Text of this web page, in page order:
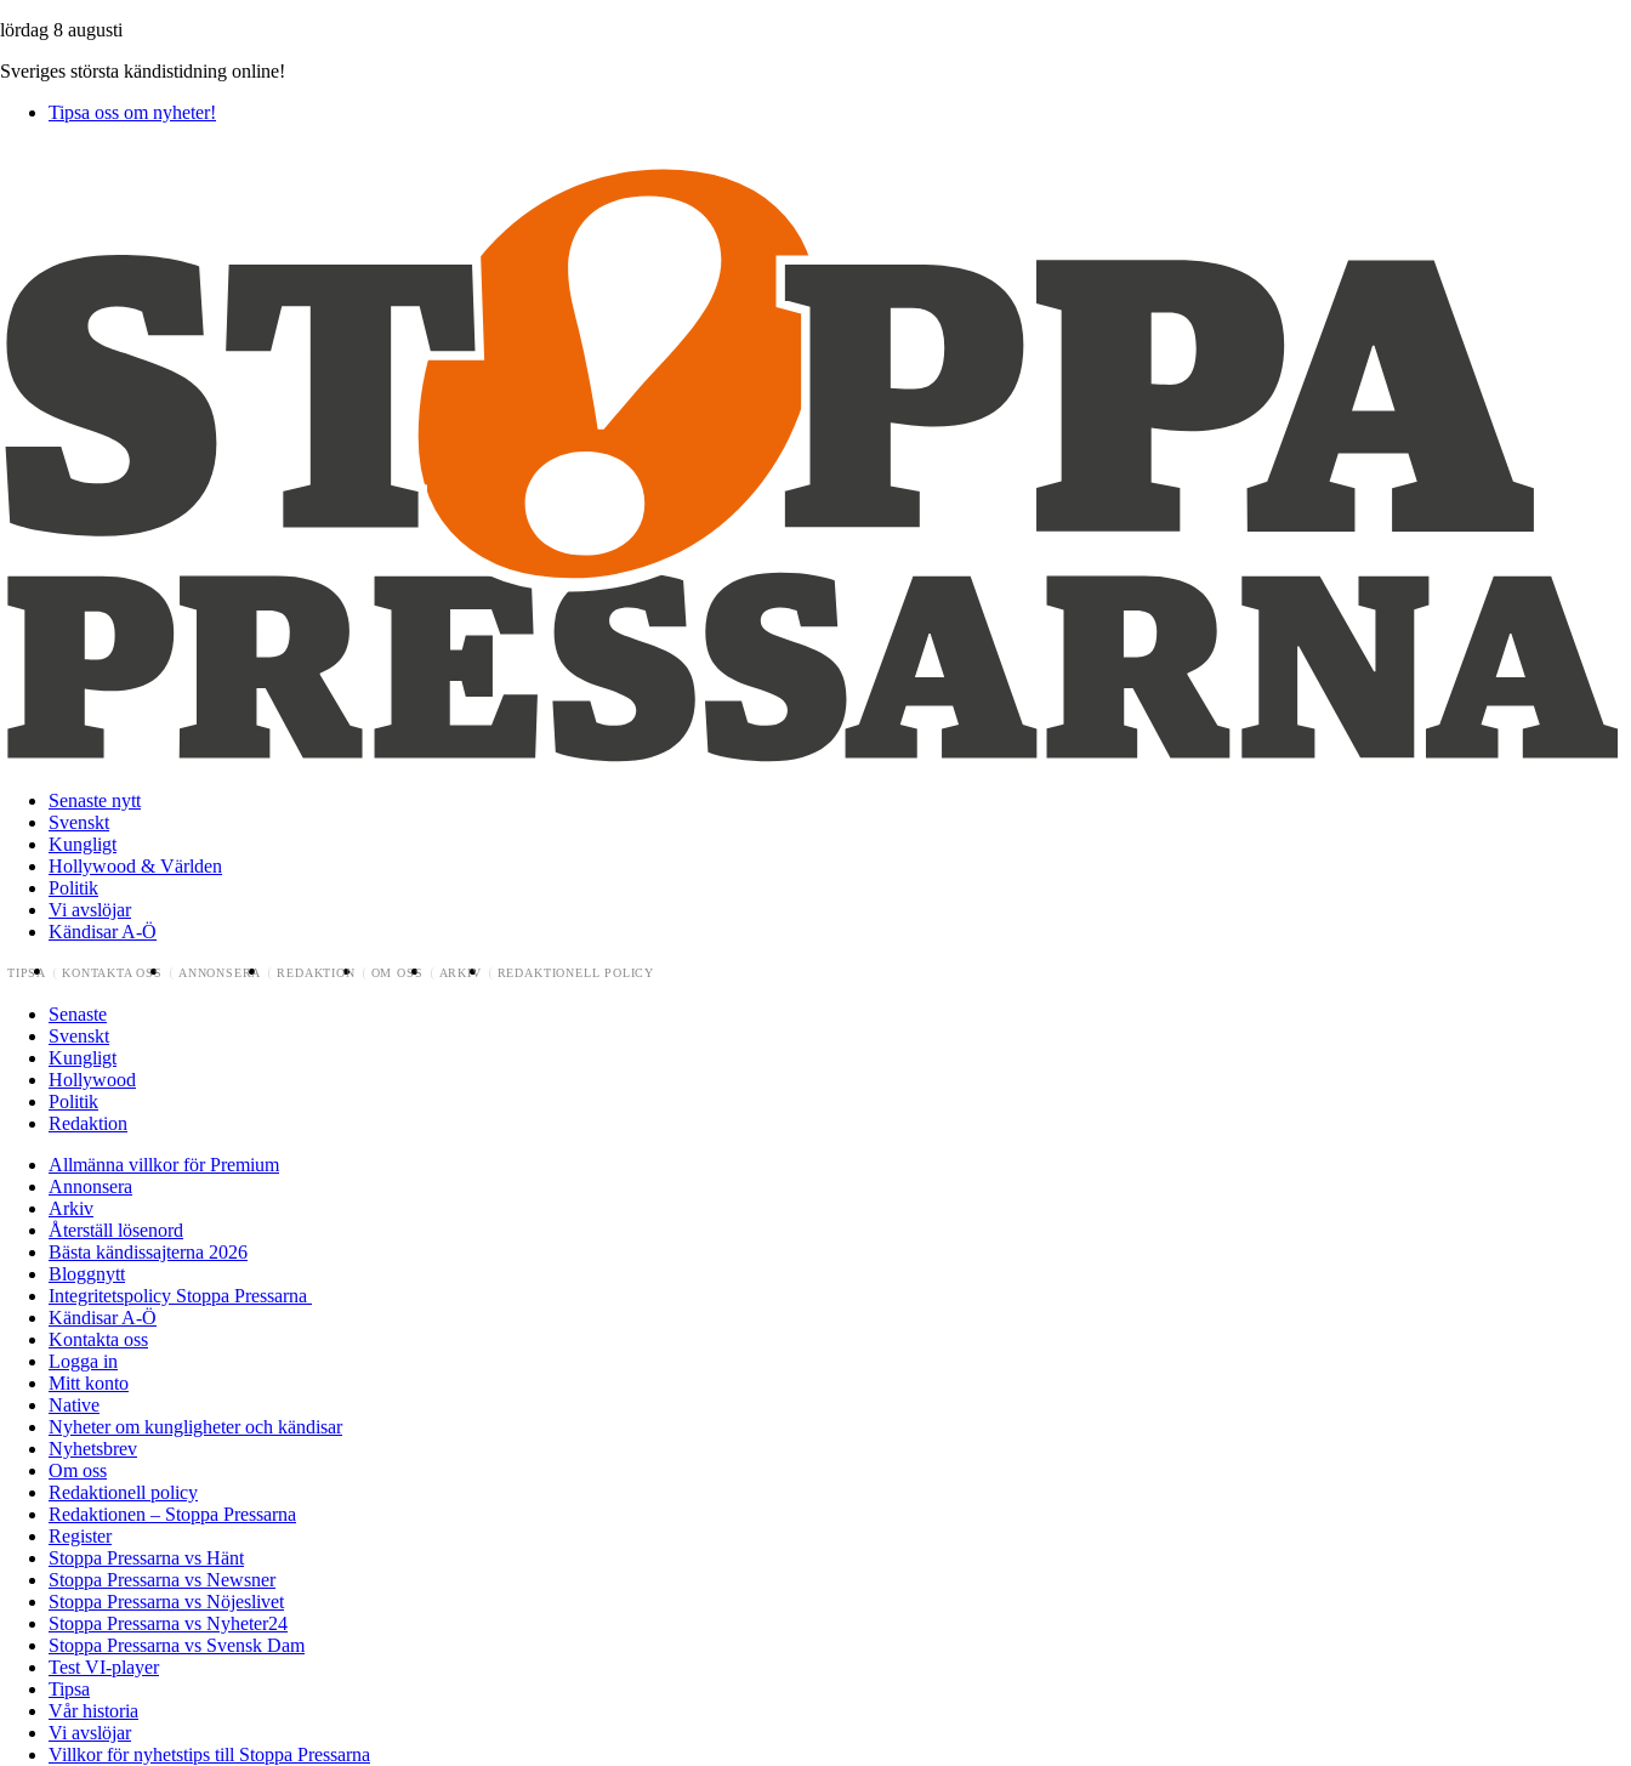
lördag 8 augusti
Sveriges största kändistidning online!
Tipsa oss om nyheter!
Senaste nytt
Svenskt
Kungligt
Hollywood & Världen
Politik
Vi avslöjar
Kändisar A-Ö
TIPSA KONTAKTA OSS ANNONSERA REDAKTION OM OSS ARKIV REDAKTIONELL POLICY
Senaste
Svenskt
Kungligt
Hollywood
Politik
Redaktion
Allmänna villkor för Premium
Annonsera
Arkiv
Återställ lösenord
Bästa kändissajterna 2026
Bloggnytt
Integritetspolicy Stoppa Pressarna
Kändisar A-Ö
Kontakta oss
Logga in
Mitt konto
Native
Nyheter om kungligheter och kändisar
Nyhetsbrev
Om oss
Redaktionell policy
Redaktionen – Stoppa Pressarna
Register
Stoppa Pressarna vs Hänt
Stoppa Pressarna vs Newsner
Stoppa Pressarna vs Nöjeslivet
Stoppa Pressarna vs Nyheter24
Stoppa Pressarna vs Svensk Dam
Test VI-player
Tipsa
Vår historia
Vi avslöjar
Villkor för nyhetstips till Stoppa Pressarna